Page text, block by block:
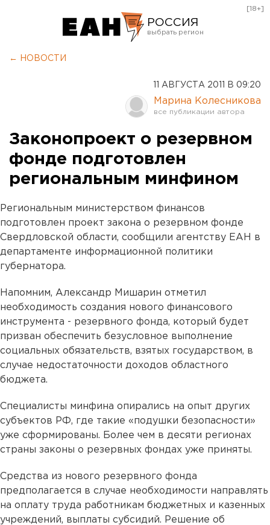
РОССИЯ
Оренбург
[18+]
← НОВОСТИ
11 АВГУСТА 2011 В 09:20
Марина Колесникова
Законопроект о резервном
фонде подготовлен
региональным минфином
Региональным министерством финансов
подготовлен проект закона о резервном фонде
Свердловской области, сообщили агентству ЕАН в
департаменте информационной политики
губернатора.
Напомним, Александр Мишарин отметил
необходимость создания нового финансового
инструмента - резервного фонда, который будет
призван обеспечить безусловное выполнение
социальных обязательств, взятых государством, в
случае недостаточности доходов областного
бюджета.
Специалисты минфина опирались на опыт других
субъектов РФ, где такие «подушки безопасности»
уже сформированы. Более чем в десяти регионах
страны законы о резервных фондах уже приняты.
Средства из нового резервного фонда
предполагается в случае необходимости направлять
на оплату труда работникам бюджетных и казенных
учреждений, выплаты субсидий. Решение об